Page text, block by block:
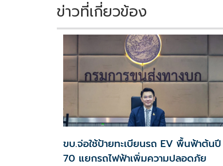
ข่าวที่เกี่ยวข้อง
ขบ.จ่อใช้ป้ายทะเบียนรถ EV พื้นฟ้าต้นปี
70 แยกรถไฟฟ้าเพิ่มความปลอดภัย